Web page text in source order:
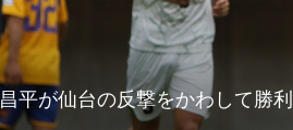
昌平が仙台の反撃をかわして勝